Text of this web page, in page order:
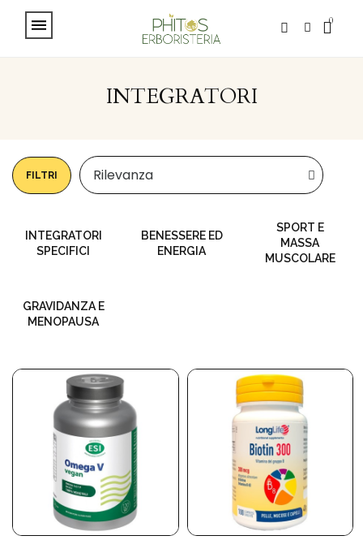
INTEGRATORI
FILTRI
INTEGRATORI
SPECIFICI
BENESSERE ED
ENERGIA
SPORT E
MASSA
MUSCOLARE
GRAVIDANZA E
MENOPAUSA